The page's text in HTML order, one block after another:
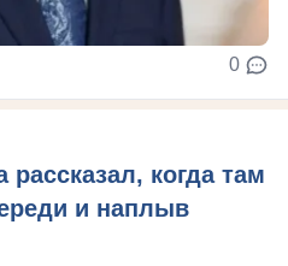
0
когда там
и наплыв